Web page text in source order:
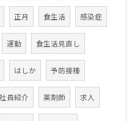
正月 食生活 感染症
運動 食生活見直し
はしか 予防接種
社員紹介 薬剤師 求人